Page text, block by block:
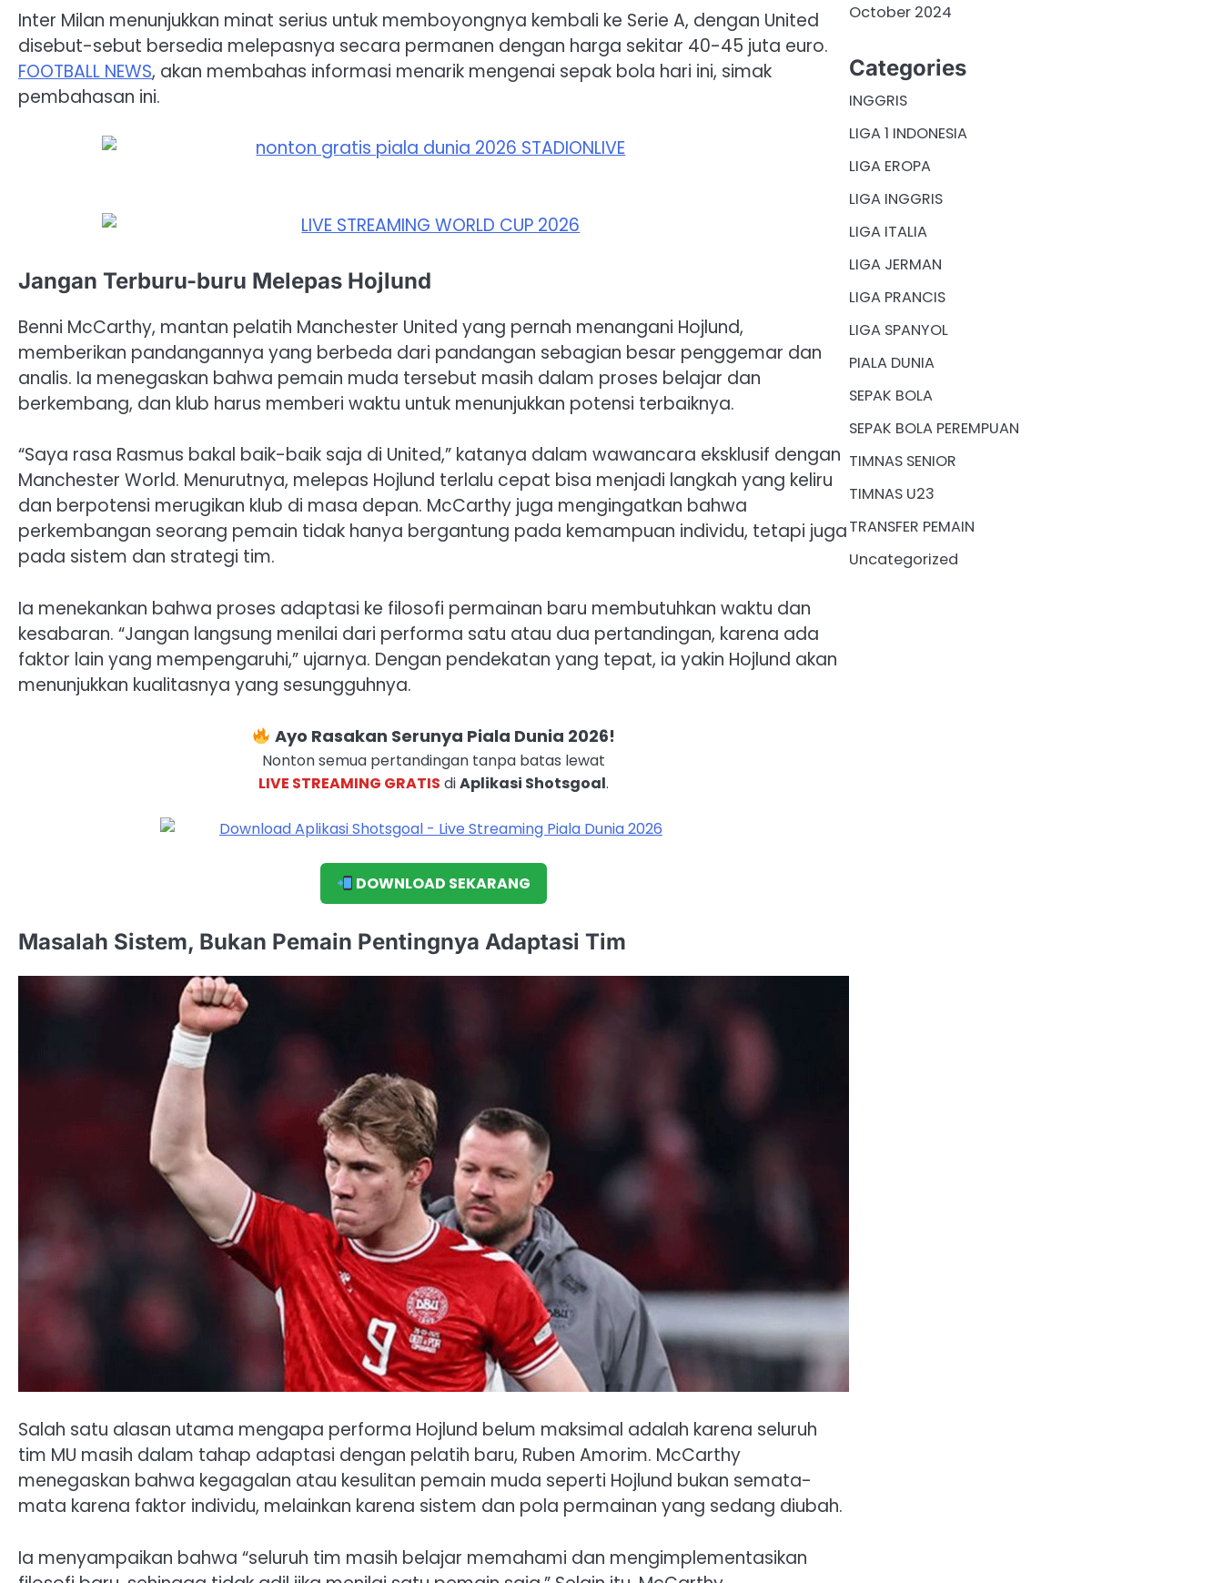
Inter Milan menunjukkan minat serius untuk memboyongnya kembali ke Serie A, dengan United
disebut-sebut bersedia melepasnya secara permanen dengan harga sekitar 40-45 juta euro.
FOOTBALL NEWS, akan membahas informasi menarik mengenai sepak bola hari ini, simak
pembahasan ini.
Jangan Terburu-buru Melepas Hojlund
Benni McCarthy, mantan pelatih Manchester United yang pernah menangani Hojlund,
memberikan pandangannya yang berbeda dari pandangan sebagian besar penggemar dan
analis. Ia menegaskan bahwa pemain muda tersebut masih dalam proses belajar dan
berkembang, dan klub harus memberi waktu untuk menunjukkan potensi terbaiknya.
“Saya rasa Rasmus bakal baik-baik saja di United,” katanya dalam wawancara eksklusif dengan
Manchester World. Menurutnya, melepas Hojlund terlalu cepat bisa menjadi langkah yang keliru
dan berpotensi merugikan klub di masa depan. McCarthy juga mengingatkan bahwa
perkembangan seorang pemain tidak hanya bergantung pada kemampuan individu, tetapi juga
pada sistem dan strategi tim.
Ia menekankan bahwa proses adaptasi ke filosofi permainan baru membutuhkan waktu dan
kesabaran. “Jangan langsung menilai dari performa satu atau dua pertandingan, karena ada
faktor lain yang mempengaruhi,” ujarnya. Dengan pendekatan yang tepat, ia yakin Hojlund akan
menunjukkan kualitasnya yang sesungguhnya.
Ayo Rasakan Serunya Piala Dunia 2026!
Nonton semua pertandingan tanpa batas lewat
LIVE STREAMING GRATIS diAplikasi Shotsgoal.
DOWNLOAD SEKARANG
Masalah Sistem, Bukan Pemain Pentingnya Adaptasi Tim
Salah satu alasan utama mengapa performa Hojlund belum maksimal adalah karena seluruh
tim MU masih dalam tahap adaptasi dengan pelatih baru, Ruben Amorim. McCarthy
menegaskan bahwa kegagalan atau kesulitan pemain muda seperti Hojlund bukan semata-
mata karena faktor individu, melainkan karena sistem dan pola permainan yang sedang diubah.
Ia menyampaikan bahwa “seluruh tim masih belajar memahami dan mengimplementasikan
October 2024
Categories
INGGRIS
LIGA 1 INDONESIA
LIGA EROPA
LIGA INGGRIS
LIGA ITALIA
LIGA JERMAN
LIGA PRANCIS
LIGA SPANYOL
PIALA DUNIA
SEPAK BOLA
SEPAK BOLA PEREMPUAN
TIMNAS SENIOR
TIMNAS U23
TRANSFER PEMAIN
Uncategorized